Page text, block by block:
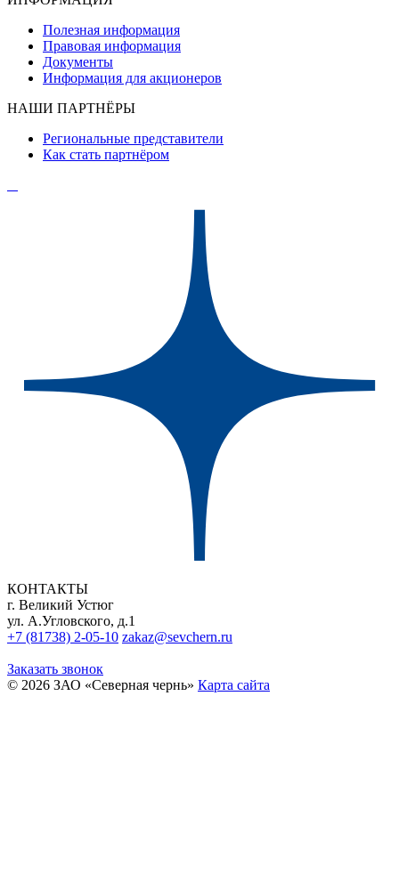
Полезная информация
Правовая информация
Документы
Информация для акционеров
НАШИ ПАРТНЁРЫ
Региональные представители
Как стать партнёром
КОНТАКТЫ
г. Великий Устюг
ул. А.Угловского, д.1
+7 (81738) 2-05-10 zakaz@sevchern.ru
Заказать звонок
© 2026 ЗАО «Северная чернь» Карта сайта